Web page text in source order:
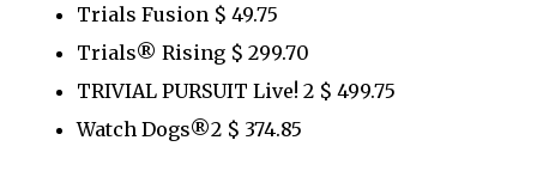
Trials Fusion $ 49.75
Trials® Rising $ 299.70
TRIVIAL PURSUIT Live! 2 $ 499.75
Watch Dogs®2 $ 374.85